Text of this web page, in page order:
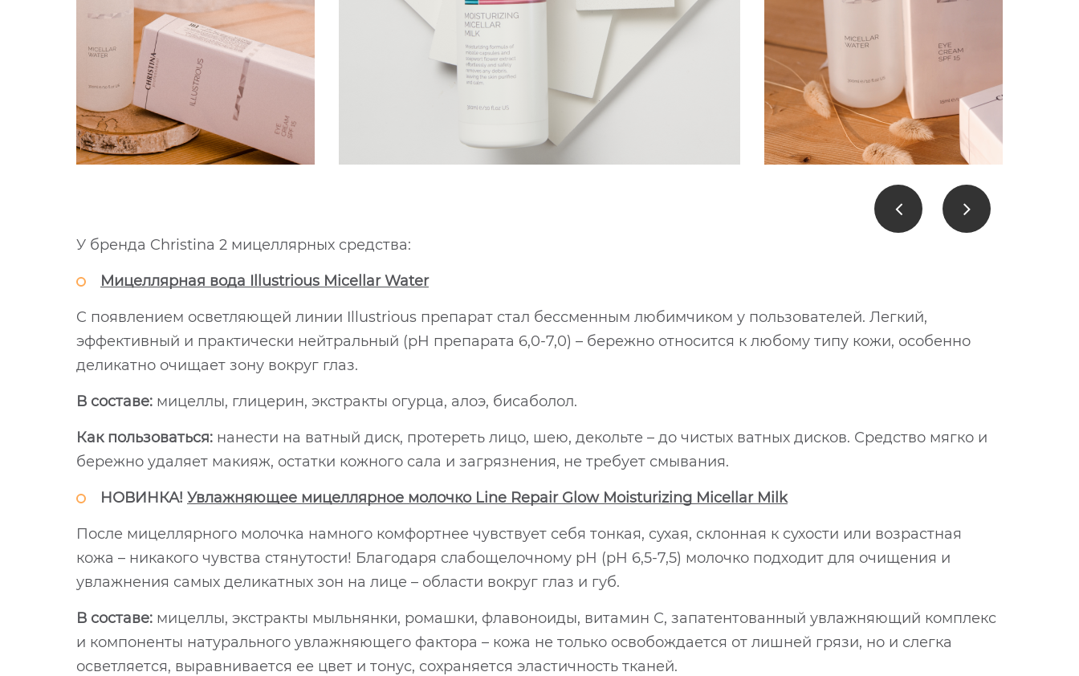
У бренда Christina 2 мицеллярных средства:
Мицеллярная вода Illustrious Micellar Water
C появлением осветляющей линии Illustrious препарат стал бессменным любимчиком у пользователей. Легкий,
эффективный и практически нейтральный (pH препарата 6,0-7,0) – бережно относится к любому типу кожи, особенно
деликатно очищает зону вокруг глаз.
В составе: мицеллы, глицерин, экстракты огурца, алоэ, бисаболол.
Как пользоваться: нанести на ватный диск, протереть лицо, шею, декольте – до чистых ватных дисков. Средство мягко и
бережно удаляет макияж, остатки кожного сала и загрязнения, не требует смывания.
НОВИНКА! Увлажняющее мицеллярное молочко Line Repair Glow Moisturizing Micellar Milk
После мицеллярного молочка намного комфортнее чувствует себя тонкая, сухая, склонная к сухости или возрастная
кожа – никакого чувства стянутости! Благодаря слабощелочному pH (pH 6,5-7,5) молочко подходит для очищения и
увлажнения самых деликатных зон на лице – области вокруг глаз и губ.
В составе: мицеллы, экстракты мыльнянки, ромашки, флавоноиды, витамин С, запатентованный увлажняющий комплекс
и компоненты натурального увлажняющего фактора – кожа не только освобождается от лишней грязи, но и слегка
осветляется, выравнивается ее цвет и тонус, сохраняется эластичность тканей.